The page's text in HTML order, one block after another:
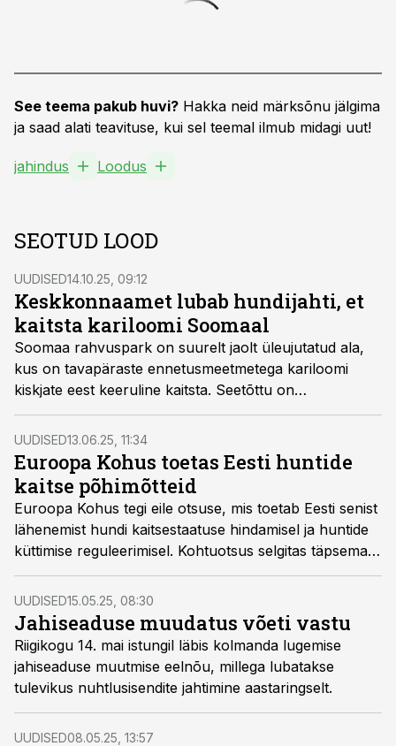
See teema pakub huvi? Hakka neid märksõnu jälgima
ja saad alati teavituse, kui sel teemal ilmub midagi uut!
jahindus Loodus
SEOTUD LOOD
UUDISED14.10.25, 09:12
Keskkonnaamet lubab hundijahti, et
kaitsta kariloomi Soomaal
Soomaa rahvuspark on suurelt jaolt üleujutatud ala,
kus on tavapäraste ennetusmeetmetega kariloomi
kiskjate eest keeruline kaitsta. Seetõttu on
Keskkonnaamet andnud piirkonnas välja kuus eriluba
hundi nn nuhtlusisendite küttimiseks – neist üks on
praeguseks realiseeritud. Sellisel kujul ei ole
küttimislube varem piirkonnas väljastatud.
UUDISED13.06.25, 11:34
Euroopa Kohus toetas Eesti huntide
kaitse põhimõtteid
Euroopa Kohus tegi eile otsuse, mis toetab Eesti senist
lähenemist hundi kaitsestaatuse hindamisel ja huntide
küttimise reguleerimisel. Kohtuotsus selgitas täpsemalt,
kuidas rakendada Euroopa Liidu looduskaitseõigust
piiriüleste populatsioonidega liikide puhul ning toetab
Eesti senist praktikat.
UUDISED15.05.25, 08:30
Jahiseaduse muudatus võeti vastu
Riigikogu 14. mai istungil läbis kolmanda lugemise
jahiseaduse muutmise eelnõu, millega lubatakse
tulevikus nuhtlusisendite jahtimine aastaringselt.
UUDISED08.05.25, 13:57